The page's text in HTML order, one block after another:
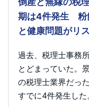
期は4件発生 粉
と健康問題がリ
過去、税理士事務
とどまっていた。
の税理士業界だっ
すでに4件発生した